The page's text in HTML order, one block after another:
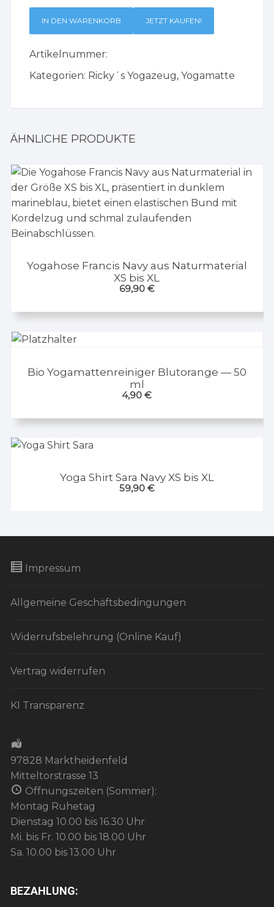
IN DEN WARENKORB JETZT KAUFEN!
Artikelnummer:
Kategorien: Ricky´s Yogazeug,Yogamatte
ÄHNLICHE PRODUKTE
Yogahose Francis Navy aus Naturmaterial
XS bis XL
69,90 €
Bio Yogamattenreiniger Blutorange — 50
ml
4,90€
Yoga Shirt Sara Navy XS bis XL
59,90 €
Impressum
Allgemeine Geschäftsbedingungen
Widerrufsbelehrung (Online Kauf)
Vertrag widerrufen
KI Transparenz
97828 Marktheidenfeld
Mitteltorstrasse 13
Öffnungszeiten (Sommer):
Montag Ruhetag
Dienstag 10.00 bis 16.30 Uhr
Mi. bis Fr. 10.00 bis 18.00 Uhr
Sa. 10.00 bis 13.00 Uhr
BEZAHLUNG: